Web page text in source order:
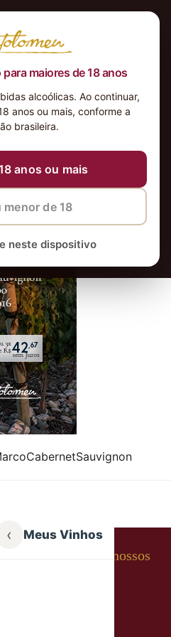
maiores de 18 anos
alcoólicas. Ao continuar,
anos ou mais, conforme a
brasileira.
anos ou mais
menor de 18
neste dispositivo
‹ Meus Vinhos
apaixonados por nossos